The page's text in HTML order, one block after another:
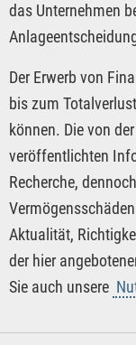
das Unternehmen
Der Erwerb von
bis zum
können. Die von
veröffentlichten
Recherche,
Aktualität,
der hier
Sie auch unsere